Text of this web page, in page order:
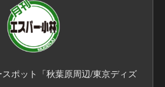
さい！
方法】
るごと/月刊エスパー･小林コミュ
groups/1499635634891753
スポット「秋葉原周辺/東京ディズ